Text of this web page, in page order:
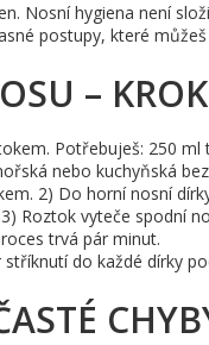
Nosní hygiena není
postupy, které
–
Potřebuješ: 250
nebo kuchyňská
2) Do horní nosní
Roztok vyteče spodní
trvá pár minut.
do každé dírky